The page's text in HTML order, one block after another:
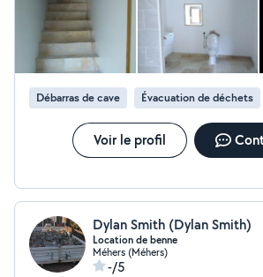
Débarras de cave Évacuation de déchets
Voir le profil
Dylan Smith (Dylan Smith)
Location de benne
Méhers (Méhers)
-/5